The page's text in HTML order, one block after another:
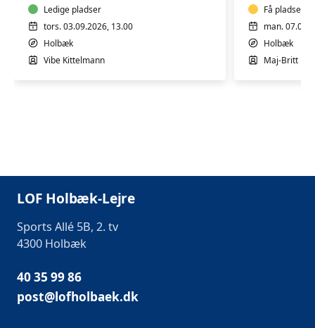
Ledige pladser
tors. 03.09.2026, 13.00
Holbæk
Vibe Kittelmann
Få pladser
man.
Holbæk
Maj-Britt
LOF Holbæk-Lejre
Sports Allé 5B, 2. tv
4300 Holbæk
40 35 99 86
post@lofholbaek.dk